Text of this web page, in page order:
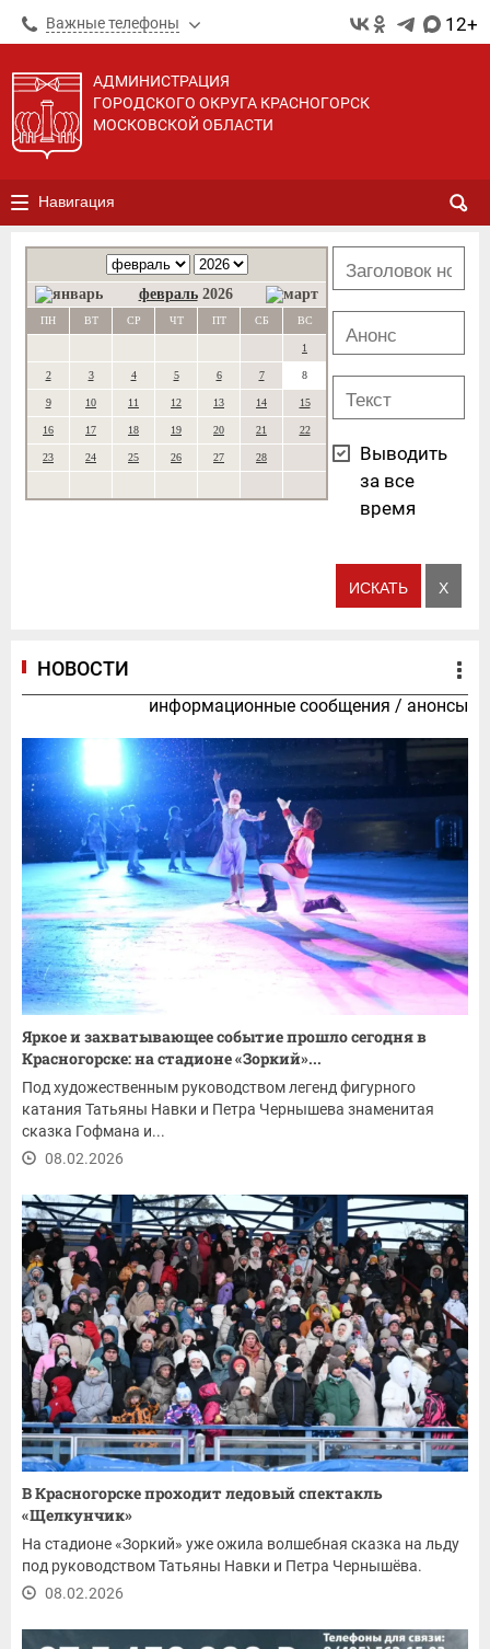
Важные телефоны 12+
АДМИНИСТРАЦИЯ
ГОРОДСКОГО ОКРУГА КРАСНОГОРСК
МОСКОВСКОЙ ОБЛАСТИ
Навигация
февраль 2026
ПН ВТ СР ЧТ ПТ СБ ВС
1
2 3 4 5 6 7 8
9 10 11 12 13 14 15
16 17 18 19 20 21 22
23 24 25 26 27 28
Выводить
за все
время
НОВОСТИ
информационные сообщения / анонсы
Яркое и захватывающее событие прошло сегодня в
Красногорске: на стадионе «Зоркий»...
Под художественным руководством легенд фигурного
катания Татьяны Навки и Петра Чернышева знаменитая
сказка Гофмана и...
08.02.2026
В Красногорске проходит ледовый спектакль
«Щелкунчик»
На стадионе «Зоркий» уже ожила волшебная сказка на льду
под руководством Татьяны Навки и Петра Чернышёва.
08.02.2026